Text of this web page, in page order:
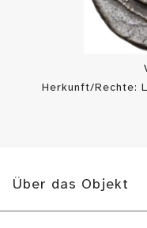
Herkunft/Rechte:
Über das Objekt